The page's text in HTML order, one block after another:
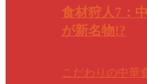
食材狩人7：
が新名物!?
こだわりの中華